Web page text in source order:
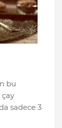
bu
çay
sadece 3